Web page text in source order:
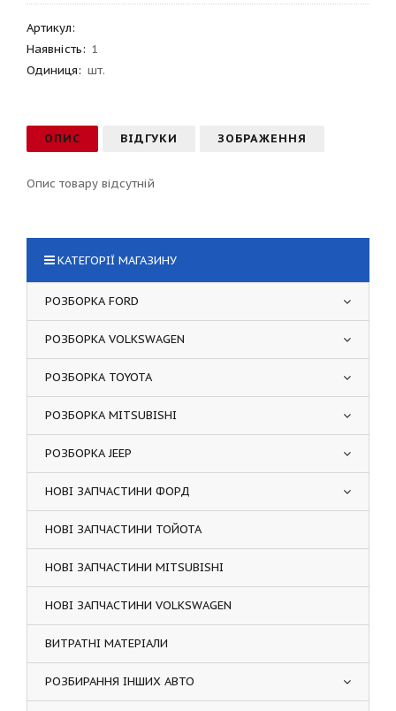
Артикул:
Наявність: 1
Одиниця: шт.
ОПИС ВІДГУКИ ЗОБРАЖЕННЯ
Опис товару відсутній
КАТЕГОРІЇ МАГАЗИНУ
РОЗБОРКА FORD
РОЗБОРКА VOLKSWAGEN
РОЗБОРКА TOYOTA
РОЗБОРКА MITSUBISHI
РОЗБОРКА JEEP
НОВІ ЗАПЧАСТИНИ ФОРД
НОВІ ЗАПЧАСТИНИ ТОЙОТА
НОВІ ЗАПЧАСТИНИ MITSUBISHI
НОВІ ЗАПЧАСТИНИ VOLKSWAGEN
ВИТРАТНІ МАТЕРІАЛИ
РОЗБИРАННЯ ІНШИХ АВТО